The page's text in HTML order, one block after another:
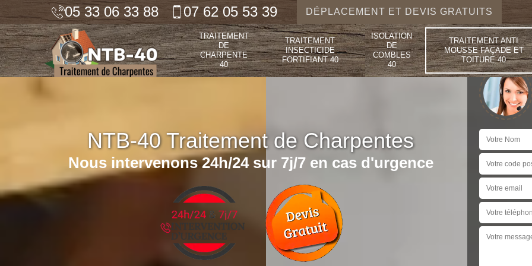
05 33 06 33 88 07 62 05 53 39 DÉPLACEMENT ET DEVIS GRATUITS
TRAITEMENT
DE
CHARPENTE
40
TRAITEMENT
INSECTICIDE
FORTIFIANT 40
ISOLATION
DE
COMBLES
40
TRAITEMENT ANTI
MOUSSE FAÇADE ET
TOITURE 40
NTB-40 Traitement de Charpentes
Nous intervenons 24h/24 sur 7j/7 en cas d'urgence